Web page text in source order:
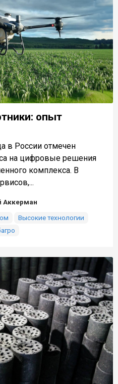
опыт
в России отмечен
на цифровые решения
комплекса. В
Аккерман
Высокие технологии